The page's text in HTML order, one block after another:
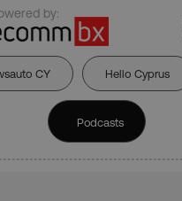
by:
CY Hello Cyprus
Podcasts